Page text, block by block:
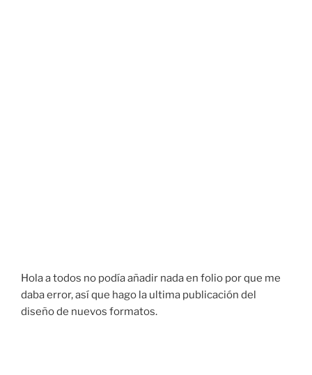
Hola a todos no podía añadir nada en folio por que me
daba error, así que hago la ultima publicación del
diseño de nuevos formatos.